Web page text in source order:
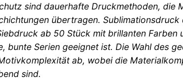
sind dauerhafte Druckmethoden, die
übertragen.
ab 50 Stück mit brillanten Farben
bunte Serien geeignet ist. Die Wahl des
ab, wobei die
sind.